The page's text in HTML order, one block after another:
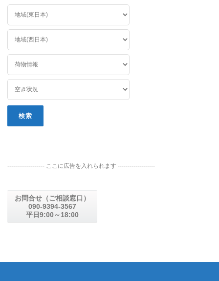
------------------- ここに広告を入れられます -------------------
お問合せ（ご相談窓口）
090-9394-3567
平日9:00～18:00